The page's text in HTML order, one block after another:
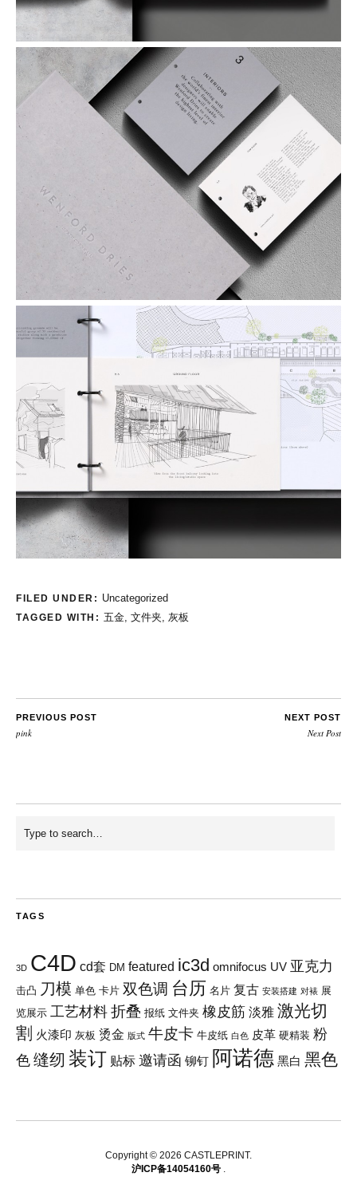
FILED UNDER: Uncategorized
TAGGED WITH: 五金, 文件夹, 灰板
PREVIOUS POST
pink
NEXT POST
Next Post
TAGS
3D C4D cd套 DM featured ic3d omnifocus UV 亚克力
击凸 刀模 单色 卡片 双色调 台历 名片 复古 安装搭建 对裱 展
览展示 工艺材料 折叠 报纸 文件夹 橡皮筋 淡雅 激光切
割 火漆印 灰板 烫金 版式 牛皮卡 牛皮纸 白色 皮革 硬精装 粉
色 缝纫 装订 贴标 邀请函 铆钉 阿诺德 黑白 黑色
Copyright © 2026 CASTLEPRINT
沪ICP备14054160号